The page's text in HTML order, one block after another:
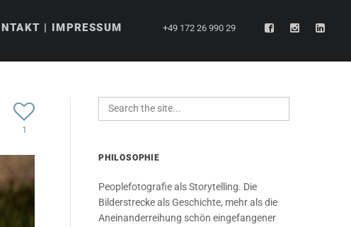
| IMPRESSUM +49 172 26 990 29
1
PHILOSOPHIE
Peoplefotografie als Storytelling. Die
Bilderstrecke als Geschichte, mehr als die
Aneinanderreihung schön eingefangener